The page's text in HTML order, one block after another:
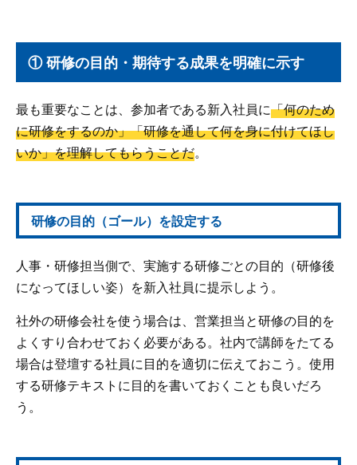
① 研修の目的・期待する成果を明確に示す
最も重要なことは、参加者である新入社員に「何のため
に研修をするのか」「研修を通して何を身に付けてほし
いか」を理解してもらうことだ。
研修の目的（ゴール）を設定する
人事・研修担当側で、実施する研修ごとの目的（研修後
になってほしい姿）を新入社員に提示しよう。
社外の研修会社を使う場合は、営業担当と研修の目的を
よくすり合わせておく必要がある。社内で講師をたてる
場合は登壇する社員に目的を適切に伝えておこう。使用
する研修テキストに目的を書いておくことも良いだろ
う。